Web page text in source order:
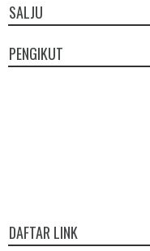
SALJU
PENGIKUT
DAFTAR LINK